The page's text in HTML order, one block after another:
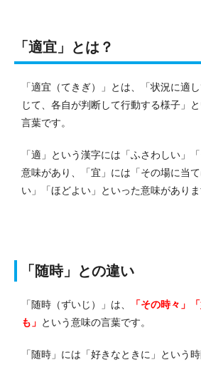
「適宜」とは？
「適宜（てきぎ）」とは、「状況に適
じて、各自が判断して行動する様子」
言葉です。
「適」という漢字には「ふさわしい」
意味があり、「宜」には「その場に当
い」「ほどよい」といった意味がありま
「随時」との違い
「随時（ずいじ）」は、
「その時々」
も」 という意味の言葉です。
「随時」には「好きなときに」という